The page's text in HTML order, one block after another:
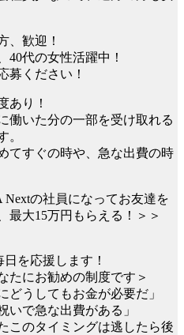
、歓迎！
40代の女性活躍中！
募ください！
あり！
働いた分の一部を受け取れる
。
てすぐの時や、急な出費の時
Nextの社員になってお友達を
最大15万円もらえる！＞＞
を応援します！
たにお勧めの制度です＞
どうしてもお金が必要だ」
いで急な出費がある」
このタイミングは逃したら後